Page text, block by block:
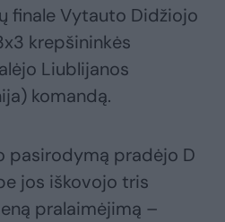
finale Vytauto Didžiojo
krepšininkės
Liublijanos
komandą.
pasirodymą pradėjo D
jos iškovojo tris
pralaimėjimą –